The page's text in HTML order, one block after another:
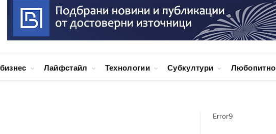
Лайфстайл Технологии Субкултури Любопитно
Error9